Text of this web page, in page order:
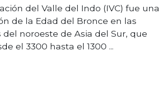
del Valle del Indo (IVC) fue una
de la Edad del Bronce en las
del noroeste de Asia del Sur, que
el 3300 hasta el 1300 ...